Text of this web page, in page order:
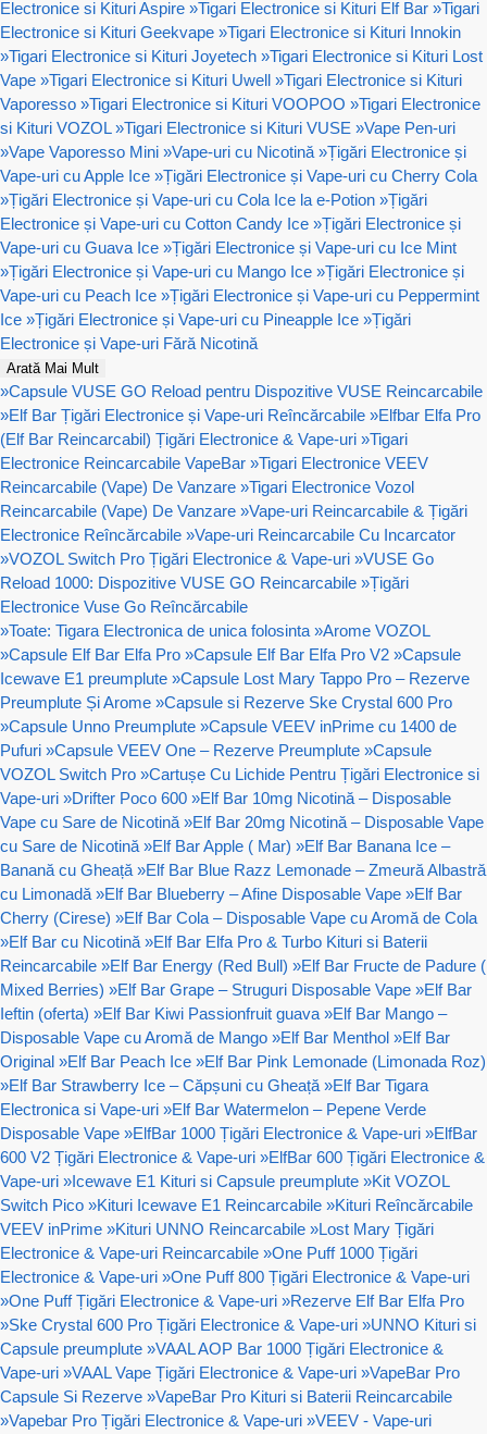
Electronice si Kituri Aspire »Tigari Electronice si Kituri Elf Bar »Tigari
Electronice si Kituri Geekvape »Tigari Electronice si Kituri Innokin
»Tigari Electronice si Kituri Joyetech »Tigari Electronice si Kituri Lost
Vape »Tigari Electronice si Kituri Uwell »Tigari Electronice si Kituri
Vaporesso »Tigari Electronice si Kituri VOOPOO »Tigari Electronice
si Kituri VOZOL »Tigari Electronice si Kituri VUSE »Vape Pen-uri
»Vape Vaporesso Mini »Vape-uri cu Nicotină »Țigări Electronice și
Vape-uri cu Apple Ice »Țigări Electronice și Vape-uri cu Cherry Cola
»Țigări Electronice și Vape-uri cu Cola Ice la e-Potion »Țigări
Electronice și Vape-uri cu Cotton Candy Ice »Țigări Electronice și
Vape-uri cu Guava Ice »Țigări Electronice și Vape-uri cu Ice Mint
»Țigări Electronice și Vape-uri cu Mango Ice »Țigări Electronice și
Vape-uri cu Peach Ice »Țigări Electronice și Vape-uri cu Peppermint
Ice »Țigări Electronice și Vape-uri cu Pineapple Ice »Țigări
Electronice și Vape-uri Fără Nicotină
Arată Mai Mult
»Capsule VUSE GO Reload pentru Dispozitive VUSE Reincarcabile
»Elf Bar Țigări Electronice și Vape-uri Reîncărcabile »Elfbar Elfa Pro
(Elf Bar Reincarcabil) Țigări Electronice & Vape-uri »Tigari
Electronice Reincarcabile VapeBar »Tigari Electronice VEEV
Reincarcabile (Vape) De Vanzare »Tigari Electronice Vozol
Reincarcabile (Vape) De Vanzare »Vape-uri Reincarcabile & Țigări
Electronice Reîncărcabile »Vape-uri Reincarcabile Cu Incarcator
»VOZOL Switch Pro Țigări Electronice & Vape-uri »VUSE Go
Reload 1000: Dispozitive VUSE GO Reincarcabile »Țigări
Electronice Vuse Go Reîncărcabile
»Toate: Tigara Electronica de unica folosinta »Arome VOZOL
»Capsule Elf Bar Elfa Pro »Capsule Elf Bar Elfa Pro V2 »Capsule
Icewave E1 preumplute »Capsule Lost Mary Tappo Pro – Rezerve
Preumplute Și Arome »Capsule si Rezerve Ske Crystal 600 Pro
»Capsule Unno Preumplute »Capsule VEEV inPrime cu 1400 de
Pufuri »Capsule VEEV One – Rezerve Preumplute »Capsule
VOZOL Switch Pro »Cartușe Cu Lichide Pentru Țigări Electronice si
Vape-uri »Drifter Poco 600 »Elf Bar 10mg Nicotină – Disposable
Vape cu Sare de Nicotină »Elf Bar 20mg Nicotină – Disposable Vape
cu Sare de Nicotină »Elf Bar Apple ( Mar) »Elf Bar Banana Ice –
Banană cu Gheață »Elf Bar Blue Razz Lemonade – Zmeură Albastră
cu Limonadă »Elf Bar Blueberry – Afine Disposable Vape »Elf Bar
Cherry (Cirese) »Elf Bar Cola – Disposable Vape cu Aromă de Cola
»Elf Bar cu Nicotină »Elf Bar Elfa Pro & Turbo Kituri si Baterii
Reincarcabile »Elf Bar Energy (Red Bull) »Elf Bar Fructe de Padure (
Mixed Berries) »Elf Bar Grape – Struguri Disposable Vape »Elf Bar
Ieftin (oferta) »Elf Bar Kiwi Passionfruit guava »Elf Bar Mango –
Disposable Vape cu Aromă de Mango »Elf Bar Menthol »Elf Bar
Original »Elf Bar Peach Ice »Elf Bar Pink Lemonade (Limonada Roz)
»Elf Bar Strawberry Ice – Căpșuni cu Gheață »Elf Bar Tigara
Electronica si Vape-uri »Elf Bar Watermelon – Pepene Verde
Disposable Vape »ElfBar 1000 Țigări Electronice & Vape-uri »ElfBar
600 V2 Țigări Electronice & Vape-uri »ElfBar 600 Țigări Electronice &
Vape-uri »Icewave E1 Kituri si Capsule preumplute »Kit VOZOL
Switch Pico »Kituri Icewave E1 Reincarcabile »Kituri Reîncărcabile
VEEV inPrime »Kituri UNNO Reincarcabile »Lost Mary Țigări
Electronice & Vape-uri Reincarcabile »One Puff 1000 Țigări
Electronice & Vape-uri »One Puff 800 Țigări Electronice & Vape-uri
»One Puff Țigări Electronice & Vape-uri »Rezerve Elf Bar Elfa Pro
»Ske Crystal 600 Pro Țigări Electronice & Vape-uri »UNNO Kituri si
Capsule preumplute »VAAL AOP Bar 1000 Țigări Electronice &
Vape-uri »VAAL Vape Țigări Electronice & Vape-uri »VapeBar Pro
Capsule Si Rezerve »VapeBar Pro Kituri si Baterii Reincarcabile
»Vapebar Pro Țigări Electronice & Vape-uri »VEEV - Vape-uri